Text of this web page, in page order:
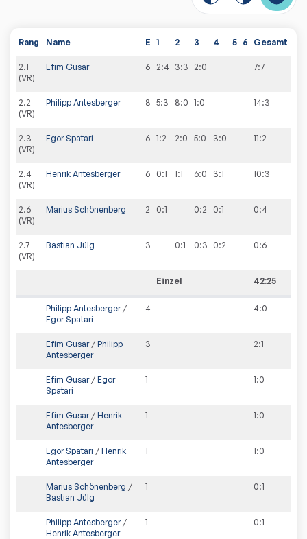
Rang Name E 1 2 3 4 5 6 Gesamt
2.1
(VR)
Efim Gusar 6 2:4 3:3 2:0 7:7
2.2
(VR)
Philipp Antesberger 8 5:3 8:0 1:0 14:3
2.3
(VR)
Egor Spatari 6 1:2 2:0 5:0 3:0 11:2
2.4
(VR)
Henrik Antesberger 6 0:1 1:1 6:0 3:1 10:3
2.6
(VR)
Marius Schönenberg 2 0:1 0:2 0:1 0:4
2.7
(VR)
Bastian Jülg 3 0:1 0:3 0:2 0:6
Einzel 42:25
Philipp Antesberger/
Egor Spatari
4 4:0
Efim Gusar/ Philipp
Antesberger
3 2:1
Efim Gusar/ Egor
Spatari
1 1:0
Efim Gusar/ Henrik
Antesberger
1 1:0
Egor Spatari / Henrik
Antesberger
1 1:0
Marius Schönenberg /
Bastian Jülg
1 0:1
Philipp Antesberger/
Henrik Antesberger
1 0:1